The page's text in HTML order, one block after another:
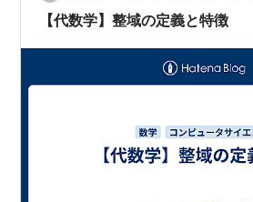
【代数学】整域の定義と特徴